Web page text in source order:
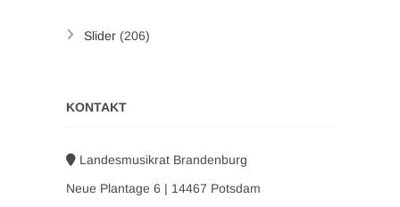
Slider (206)
KONTAKT
Landesmusikrat Brandenburg
Neue Plantage 6 | 14467 Potsdam